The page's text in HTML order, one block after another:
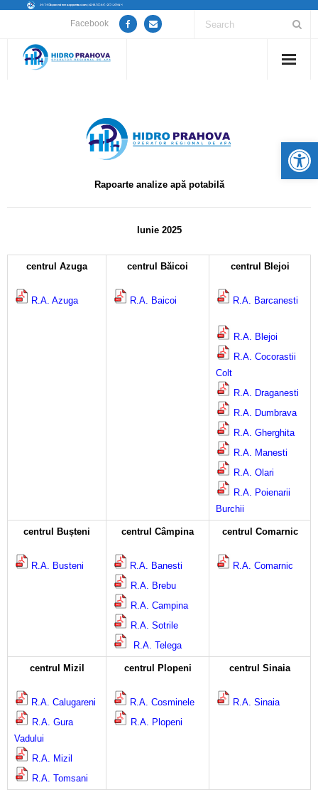
Facebook
Anunțuri lucrări / opriri apă
Guvernanță Corporativă
Informații de interes public
Rapoarte analize apă potabilă
Iunie 2025
centrul Azuga
R.A. Azuga
centrul Băicoi
R.A. Baicoi
centrul Blejoi
R.A. Barcanesti
R.A. Blejoi
R.A. Cocorastii
Colt
R.A. Draganesti
R.A. Dumbrava
R.A. Gherghita
R.A. Manesti
R.A. Olari
R.A. Poienarii
Burchii
centrul Bușteni
R.A. Busteni
centrul Câmpina
R.A. Banesti
R.A. Brebu
R.A. Campina
R.A. Sotrile
R.A. Telega
centrul Comarnic
R.A. Comarnic
centrul Mizil
R.A. Calugareni
R.A. Gura
Vadului
R.A. Mizil
R.A. Tomsani
centrul Plopeni
R.A. Cosminele
R.A. Plopeni
centrul Sinaia
R.A. Sinaia